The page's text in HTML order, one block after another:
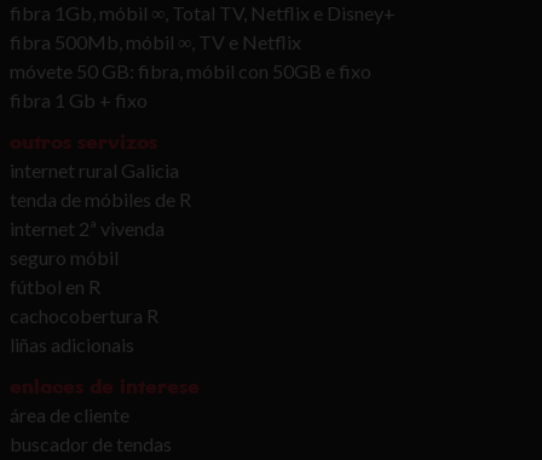
fibra 1Gb, móbil ∞, Total TV, Netflix e Disney+
fibra 500Mb, móbil ∞, TV e Netflix
móvete 50 GB: fibra, móbil con 50GB e fixo
fibra 1 Gb + fixo
outros servizos
internet rural Galicia
tenda de móbiles de R
internet 2ª vivenda
seguro móbil
fútbol en R
cachocobertura R
liñas adicionais
enlaces de interese
área de cliente
buscador de tendas